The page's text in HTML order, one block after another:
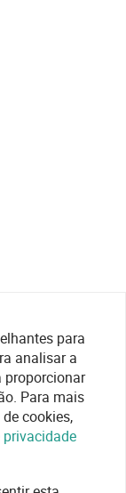
para
analisar a
proporcionar
Para mais
cookies,